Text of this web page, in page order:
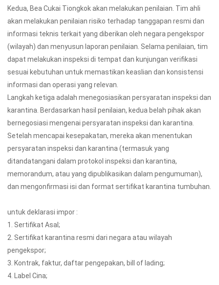
Kedua, Bea Cukai Tiongkok akan melakukan penilaian. Tim ahli
akan melakukan penilaian risiko terhadap tanggapan resmi dan
informasi teknis terkait yang diberikan oleh negara pengekspor
(wilayah) dan menyusun laporan penilaian. Selama penilaian, tim
dapat melakukan inspeksi di tempat dan kunjungan verifikasi
sesuai kebutuhan untuk memastikan keaslian dan konsistensi
informasi dan operasi yang relevan.
Langkah ketiga adalah menegosiasikan persyaratan inspeksi dan
karantina. Berdasarkan hasil penilaian, kedua belah pihak akan
bernegosiasi mengenai persyaratan inspeksi dan karantina.
Setelah mencapai kesepakatan, mereka akan menentukan
persyaratan inspeksi dan karantina (termasuk yang
ditandatangani dalam protokol inspeksi dan karantina,
memorandum, atau yang dipublikasikan dalam pengumuman),
dan mengonfirmasi isi dan format sertifikat karantina tumbuhan.
untuk deklarasi impor :
1. Sertifikat Asal;
2. Sertifikat karantina resmi dari negara atau wilayah
pengekspor;
3. Kontrak, faktur, daftar pengepakan, bill of lading;
4. Label Cina;